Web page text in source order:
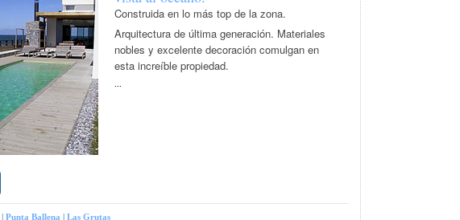
Construida en lo más top de la zona.
Arquitectura de última generación. Materiales
nobles y excelente decoración comulgan en
esta increíble propiedad.
...
Punta Ballena Las Grutas